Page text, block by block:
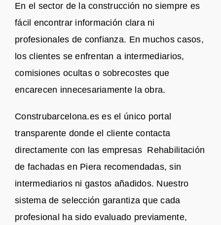
En el sector de la construcción no siempre es
fácil encontrar información clara ni
profesionales de confianza. En muchos casos,
los clientes se enfrentan a intermediarios,
comisiones ocultas o sobrecostes que
encarecen innecesariamente la obra.
Construbarcelona.es es el único portal
transparente donde el cliente contacta
directamente con las empresas Rehabilitación
de fachadas en Piera recomendadas, sin
intermediarios ni gastos añadidos. Nuestro
sistema de selección garantiza que cada
profesional ha sido evaluado previamente,